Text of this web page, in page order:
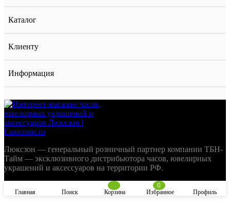
Каталог
Клиенту
Информация
Люксзон — генеральный розничный партнер компании ТБН-
Тайм — эксклюзивного дистрибьютора часов, ювелирных
украшений и аксессуаров на территории РФ.
Главная Поиск Корзина
0
Избранное
Профиль